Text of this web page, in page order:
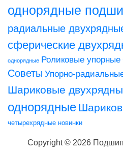
однорядные
радиальные
сферические
однорядные Роликовые упорные
Советы Упорно-
Шариковые
однорядные
четырехрядные новинки
Copyright © 2026